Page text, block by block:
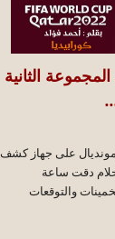
(قطر 2022) .. المجموعة الثانية
.. منتخبات المونديال على جهاز كشف
دقت ساعة
والتوقعات